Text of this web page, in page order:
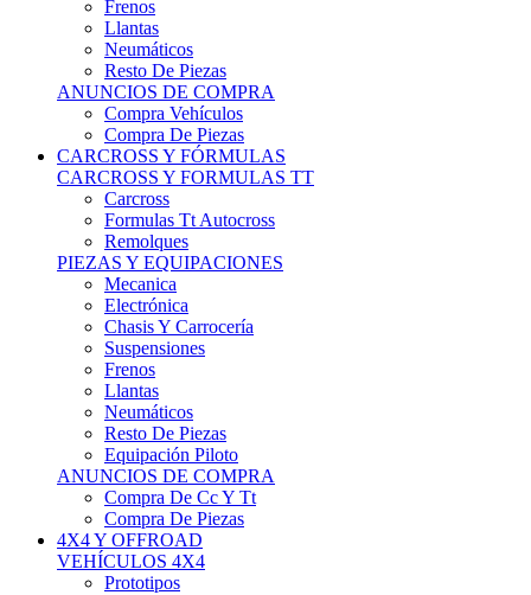
Frenos
Llantas
Neumáticos
Resto De Piezas
ANUNCIOS DE COMPRA
Compra Vehículos
Compra De Piezas
CARCROSS Y FÓRMULAS
CARCROSS Y FORMULAS TT
Carcross
Formulas Tt Autocross
Remolques
PIEZAS Y EQUIPACIONES
Mecanica
Electrónica
Chasis Y Carrocería
Suspensiones
Frenos
Llantas
Neumáticos
Resto De Piezas
Equipación Piloto
ANUNCIOS DE COMPRA
Compra De Cc Y Tt
Compra De Piezas
4X4 Y OFFROAD
VEHÍCULOS 4X4
Prototipos